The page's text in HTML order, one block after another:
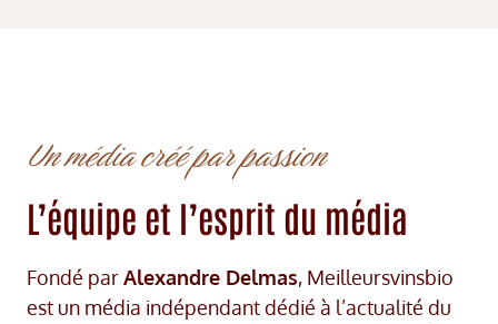
Un média créé par passion
L’équipe et l’esprit du média
Fondé parAlexandre Delmas, Meilleursvinsbio
est un média indépendant dédié à l’actualité du